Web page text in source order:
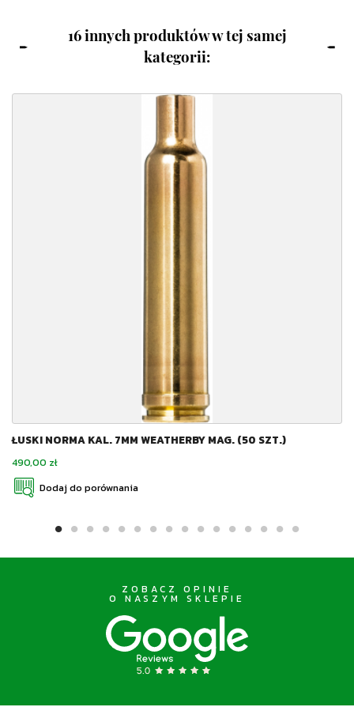
16 innych produktów w tej samej
kategorii:
ŁUSKI NORMA KAL. 7MM WEATHERBY MAG. (50 SZT.)
Cena
490,00 zł
Dodaj do porównania
ZOBACZ OPINIE
O NASZYM SKLEPIE